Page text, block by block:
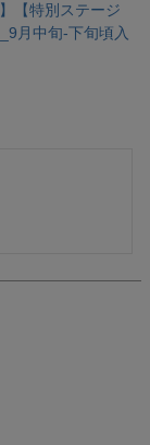
【特別ステージ
月中旬-下旬頃入